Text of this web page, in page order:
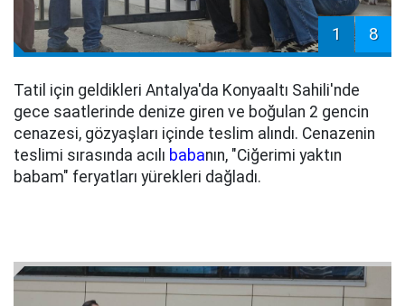
1 8
Tatil için geldikleri Antalya'da Konyaaltı Sahili'nde
gece saatlerinde denize giren ve boğulan 2 gencin
cenazesi, gözyaşları içinde teslim alındı. Cenazenin
teslimi sırasında acılı babanın, "Ciğerimi yaktın
babam" feryatları yürekleri dağladı.